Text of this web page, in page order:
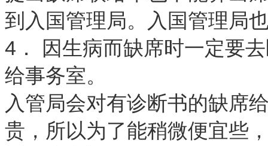
到入国管理局。入国管理局
4． 因生病而缺席时一定要
给事务室。
入管局会对有诊断书的缺席
贵，所以为了能稍微便宜些